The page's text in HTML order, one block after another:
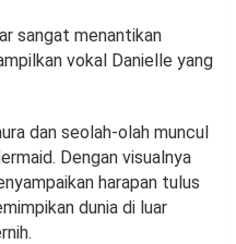
sangat menantikan
vokal Danielle yang
dan seolah-olah muncul
Dengan visualnya
harapan tulus
dunia di luar